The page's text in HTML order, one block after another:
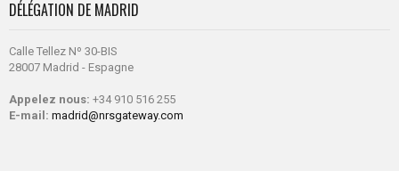
DÉLÉGATION DE MADRID
Calle Tellez Nº 30-BIS
28007 Madrid - Espagne
Appelez nous: +34 910 516 255
E-mail: madrid@nrsgateway.com